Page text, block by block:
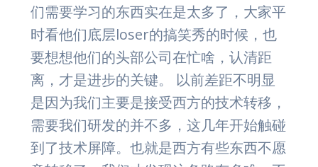
们需要学习的东西实在是太多了，大家平
时看他们底层loser的搞笑秀的时候，也
要想想他们的头部公司在忙啥，认清距
离，才是进步的关键。 以前差距不明显
是因为我们主要是接受西方的技术转移，
需要我们研发的并不多，这几年开始触碰
到了技术屏障。也就是西方有些东西不愿